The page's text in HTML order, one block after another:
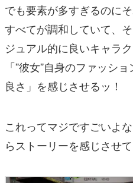
でも要素が多すぎるのに
すべてが調和していて、
ジュアル的に良いキャラ
「”彼女”自身のファッシ
良さ」を感じさせるッ！
これってマジですごいよ
らストーリーを感じさせ